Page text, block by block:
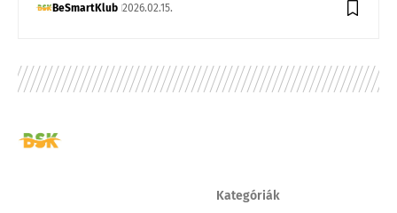
BeSmartKlub 2026.02.15.
Kategóriák